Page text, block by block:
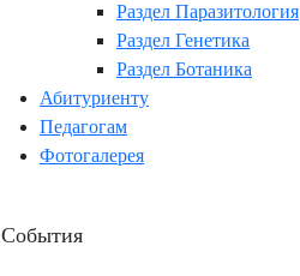
Раздел Паразитология
Раздел Генетика
Раздел Ботаника
Абитуриенту
Педагогам
Фотогалерея
События